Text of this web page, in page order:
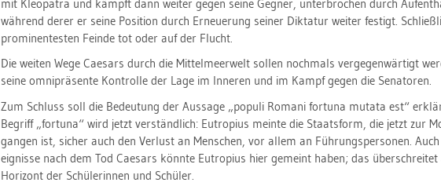
mit Kleo­pa­tra und kämpft dann wei­ter gegen seine Geg­ner, un­ter­bro­chen durch
wäh­rend derer er seine Po­si­ti­on durch Er­neue­rung sei­ner Dik­ta­tur wei­ter fes­tigt.
pro­mi­nen­tes­ten Fein­de tot oder auf der Flucht.
Die wei­ten Wege Cae­sars durch die Mit­tel­meer­welt sol­len noch­mals ver­ge­gen­wär­tigt
seine om­ni­prä­sen­te Kon­trol­le der Lage im In­ne­ren und im Kampf gegen die Se­na­to­ren.
Zum Schluss soll die Be­deu­tung der Aus­sa­ge „po­pu­li Ro­ma­ni for­tu­na mu­ta­ta est“
Be­griff „for­tu­na“ wird jetzt ver­ständ­lich: Eu­tro­pi­us mein­te die Staats­form, die jetzt zur
gan­gen ist, si­cher auch den Ver­lust an Men­schen, vor allem an Füh­rungs­per­so­nen.
eig­nis­se nach dem Tod Cae­sars könn­te Eu­tro­pi­us hier ge­meint haben; das über­schrei­tet
Ho­ri­zont der Schü­le­rin­nen und Schü­ler.